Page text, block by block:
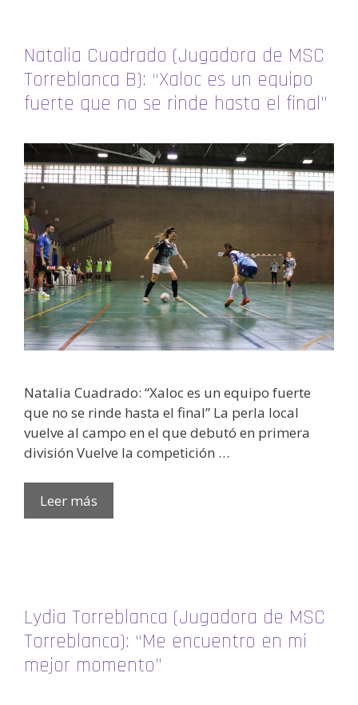
Natalia Cuadrado (Jugadora de MSC
Torreblanca B): “Xaloc es un equipo
fuerte que no se rinde hasta el final”
Natalia Cuadrado: “Xaloc es un equipo fuerte
que no se rinde hasta el final” La perla local
vuelve al campo en el que debutó en primera
división Vuelve la competición …
Leer más
Lydia Torreblanca (Jugadora de MSC
Torreblanca): “Me encuentro en mi
mejor momento”